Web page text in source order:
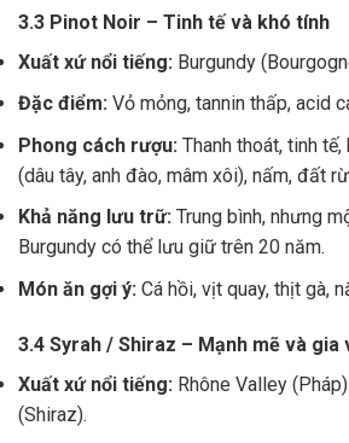
3.3 Pinot Noir – Tinh tế và khó tính
Xuất xứ nổi tiếng: Burgundy
Đặc điểm: Vỏ mỏng, tannin thấp, acid
Phong cách rượu: Thanh thoát, tinh
(dâu tây, anh đào, mâm xôi), nấm, đất
Khả năng lưu trữ: Trung bình, nhưng
Burgundy có thể lưu giữ trên 20 năm.
Món ăn gợi ý: Cá hồi, vịt quay, thịt gà,
3.4 Syrah / Shiraz – Mạnh mẽ và gia
Xuất xứ nổi tiếng: Rhône Valley
(Shiraz).